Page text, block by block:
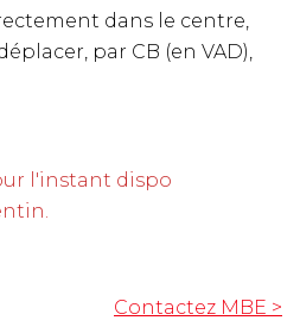
dans le centre,
par CB (en VAD),
l'instant dispo
Contactez MBE >